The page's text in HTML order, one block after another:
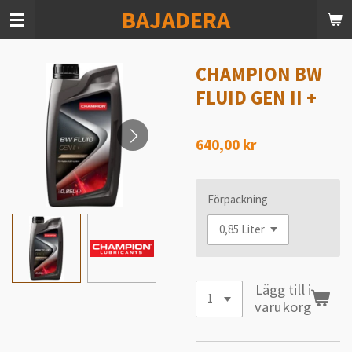
Hoppa
BAJADERA
CHAMPION BW
FLUID GEN II +
640,00 kr
Förpackning
Lägg till i
varukorg